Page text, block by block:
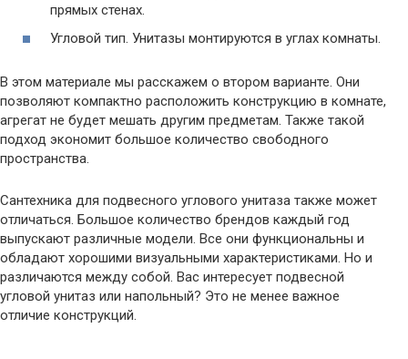
прямых стенах.
Угловой тип. Унитазы монтируются в углах комнаты.
В этом материале мы расскажем о втором варианте. Они
позволяют компактно расположить конструкцию в комнате,
агрегат не будет мешать другим предметам. Также такой
подход экономит большое количество свободного
пространства.
Сантехника для подвесного углового унитаза также может
отличаться. Большое количество брендов каждый год
выпускают различные модели. Все они функциональны и
обладают хорошими визуальными характеристиками. Но и
различаются между собой. Вас интересует подвесной
угловой унитаз или напольный? Это не менее важное
отличие конструкций.